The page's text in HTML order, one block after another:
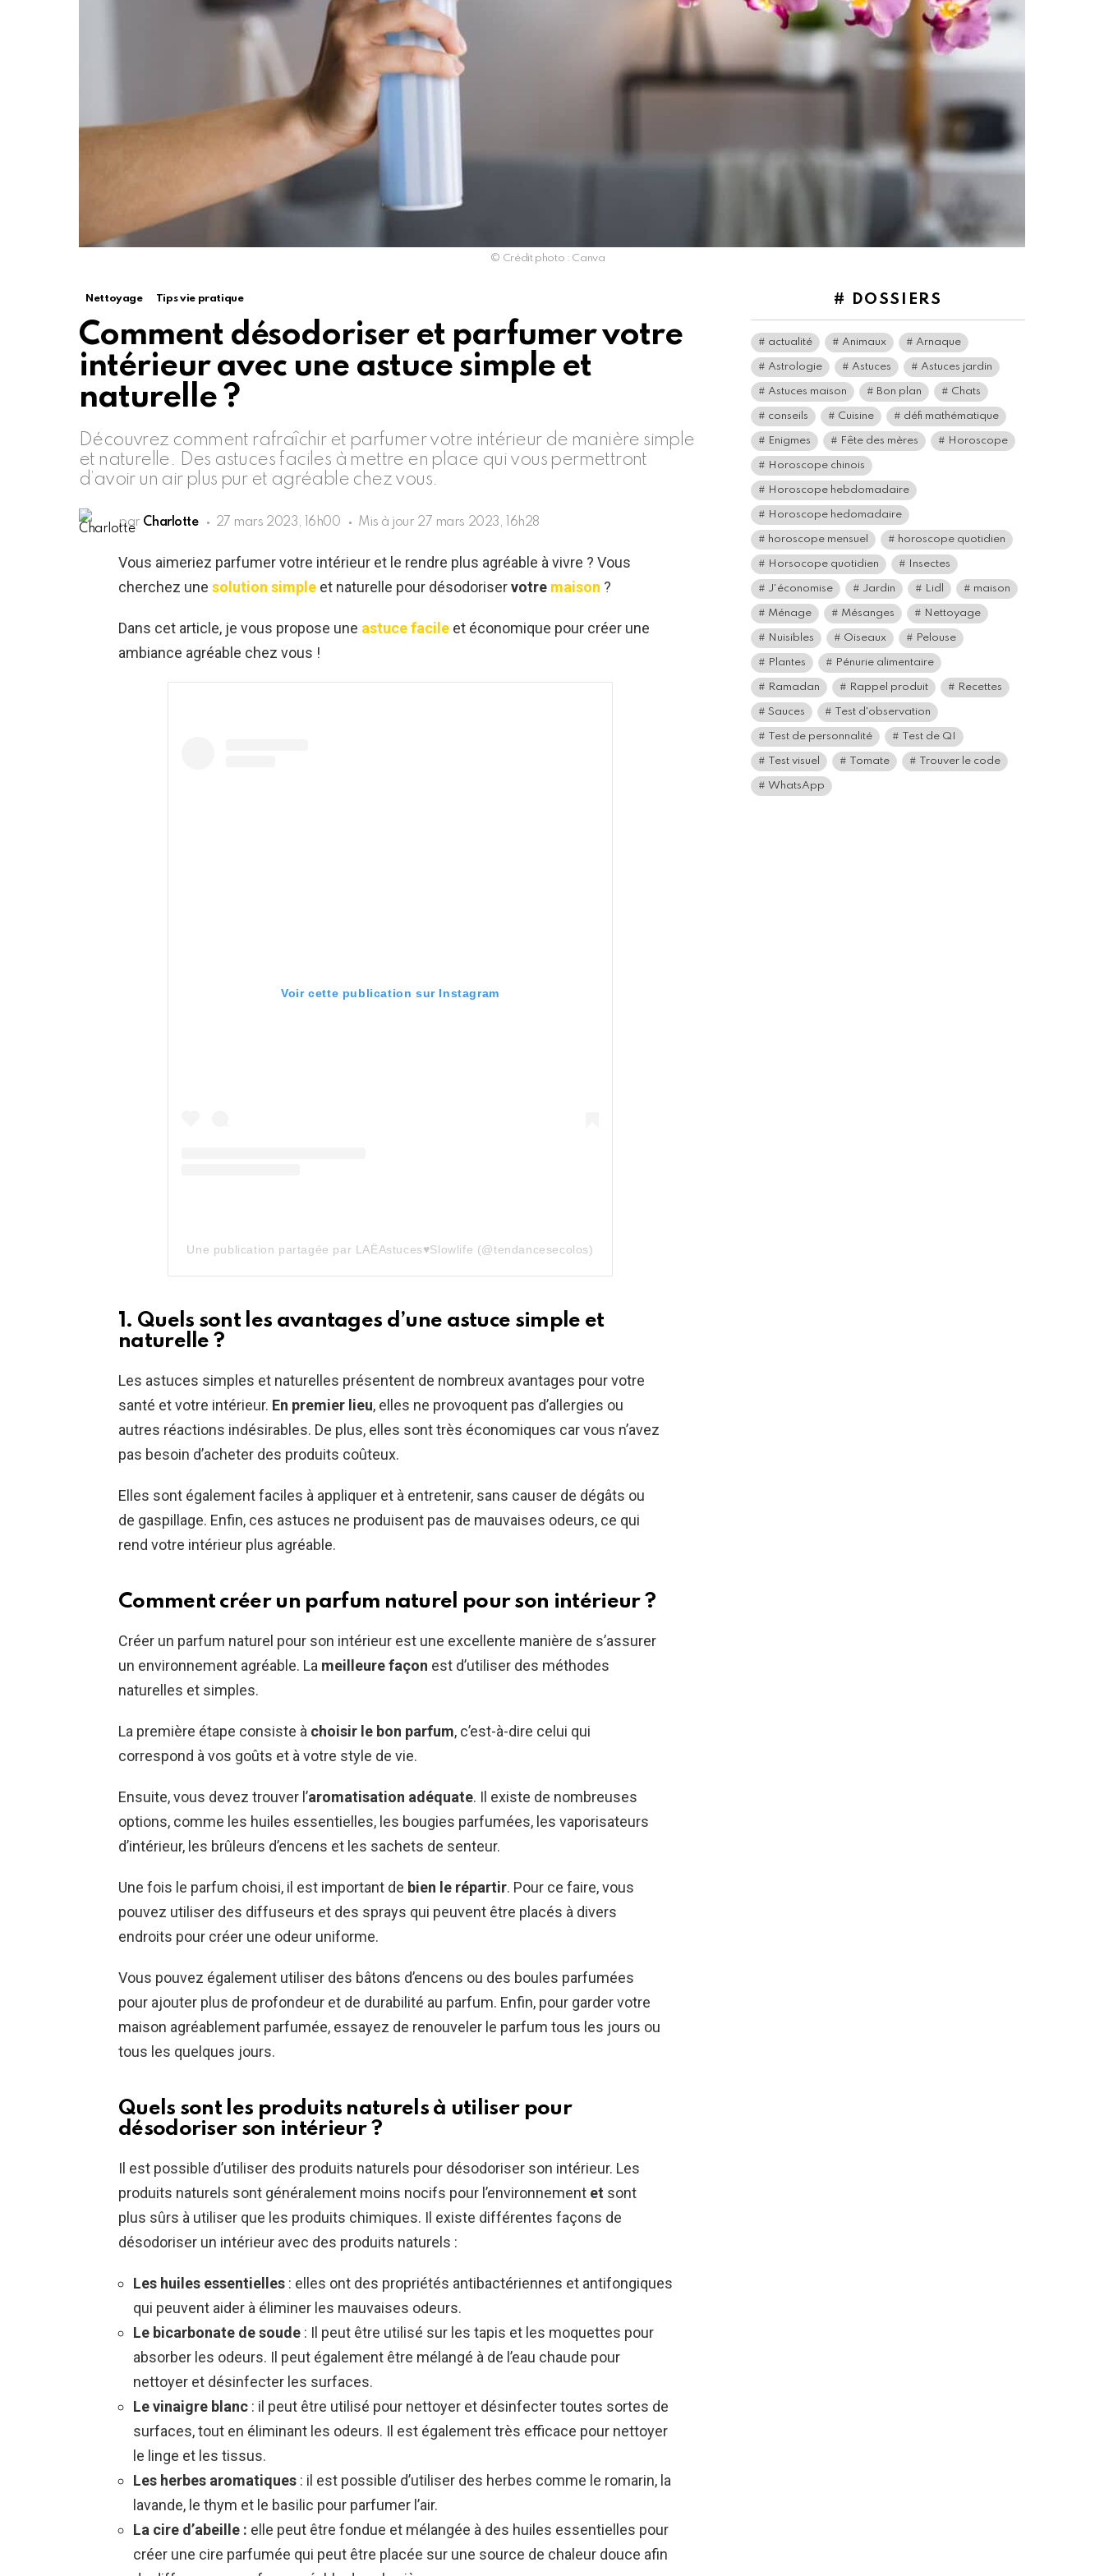
© Crédit photo : Canva
Nettoyage Tips vie pratique
Comment désodoriser et parfumer votre
intérieur avec une astuce simple et
naturelle ?
Découvrez comment rafraîchir et parfumer votre intérieur de manière simple
et naturelle. Des astuces faciles à mettre en place qui vous permettront
d’avoir un air plus pur et agréable chez vous.
par Charlotte 27 mars 2023, 16h00 Mis à jour 27 mars 2023, 16h28
Vous aimeriez parfumer votre intérieur et le rendre plus agréable à vivre ? Vous
cherchez une solution simple et naturelle pour désodoriservotre maison ?
Dans cet article, je vous propose une astuce facile et économique pour créer une
ambiance agréable chez vous !
Voir cette publication sur Instagram
Une publication partagée par LAËAstuces♥️Slowlife (@tendancesecolos)
1. Quels sont les avantages d’une astuce simple et
naturelle ?
Les astuces simples et naturelles présentent de nombreux avantages pour votre
santé et votre intérieur. En premier lieu, elles ne provoquent pas d’allergies ou
autres réactions indésirables. De plus, elles sont très économiques car vous n’avez
pas besoin d’acheter des produits coûteux.
Elles sont également faciles à appliquer et à entretenir, sans causer de dégâts ou
de gaspillage. Enfin, ces astuces ne produisent pas de mauvaises odeurs, ce qui
rend votre intérieur plus agréable.
Comment créer un parfum naturel pour son intérieur ?
Créer un parfum naturel pour son intérieur est une excellente manière de s’assurer
un environnement agréable. La meilleure façon est d’utiliser des méthodes
naturelles et simples.
La première étape consiste à choisir le bon parfum, c’est-à-dire celui qui
correspond à vos goûts et à votre style de vie.
Ensuite, vous devez trouver l’aromatisation adéquate. Il existe de nombreuses
options, comme les huiles essentielles, les bougies parfumées, les vaporisateurs
d’intérieur, les brûleurs d’encens et les sachets de senteur.
Une fois le parfum choisi, il est important de bien le répartir. Pour ce faire, vous
pouvez utiliser des diffuseurs et des sprays qui peuvent être placés à divers
endroits pour créer une odeur uniforme.
Vous pouvez également utiliser des bâtons d’encens ou des boules parfumées
pour ajouter plus de profondeur et de durabilité au parfum. Enfin, pour garder votre
maison agréablement parfumée, essayez de renouveler le parfum tous les jours ou
tous les quelques jours.
Quels sont les produits naturels à utiliser pour
désodoriser son intérieur ?
Il est possible d’utiliser des produits naturels pour désodoriser son intérieur. Les
produits naturels sont généralement moins nocifs pour l’environnement et sont
plus sûrs à utiliser que les produits chimiques. Il existe différentes façons de
désodoriser un intérieur avec des produits naturels :
Les huiles essentielles : elles ont des propriétés antibactériennes et antifongiques
qui peuvent aider à éliminer les mauvaises odeurs.
Le bicarbonate de soude : Il peut être utilisé sur les tapis et les moquettes pour
absorber les odeurs. Il peut également être mélangé à de l’eau chaude pour
nettoyer et désinfecter les surfaces.
Le vinaigre blanc : il peut être utilisé pour nettoyer et désinfecter toutes sortes de
surfaces, tout en éliminant les odeurs. Il est également très efficace pour nettoyer
le linge et les tissus.
Les herbes aromatiques : il est possible d’utiliser des herbes comme le romarin, la
lavande, le thym et le basilic pour parfumer l’air.
La cire d’abeille : elle peut être fondue et mélangée à des huiles essentielles pour
créer une cire parfumée qui peut être placée sur une source de chaleur douce afin
# DOSSIERS
actualité Animaux Arnaque
Astrologie Astuces Astuces jardin
Astuces maison Bon plan Chats
conseils Cuisine défi mathématique
Enigmes Fête des mères Horoscope
Horoscope chinois
Horoscope hebdomadaire
Horoscope hedomadaire
horoscope mensuel horoscope quotidien
Horsocope quotidien Insectes
J'économise Jardin Lidl maison
Ménage Mésanges Nettoyage
Nuisibles Oiseaux Pelouse
Plantes Pénurie alimentaire
Ramadan Rappel produit Recettes
Sauces Test d'observation
Test de personnalité Test de QI
Test visuel Tomate Trouver le code
WhatsApp